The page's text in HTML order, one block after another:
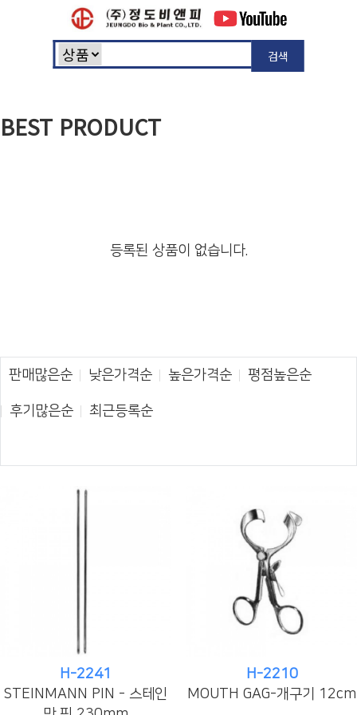
검색
BEST PRODUCT
등록된 상품이 없습니다.
판매많은순 낮은가격순 높은가격순 평점높은순
후기많은순 최근등록순
H-2241
STEINMANN PIN - 스테인
H-2210
MOUTH GAG-개구기 12cm